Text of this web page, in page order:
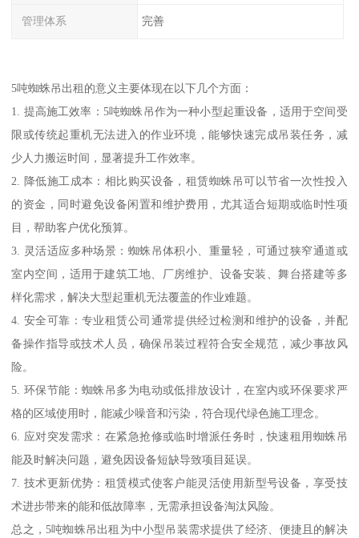
管理体系 完善
5吨蜘蛛吊出租的意义主要体现在以下几个方面：
1. 提高施工效率：5吨蜘蛛吊作为一种小型起重设备，适用于空间受
限或传统起重机无法进入的作业环境，能够快速完成吊装任务，减
少人力搬运时间，显著提升工作效率。
2. 降低施工成本：相比购买设备，租赁蜘蛛吊可以节省一次性投入
的资金，同时避免设备闲置和维护费用，尤其适合短期或临时性项
目，帮助客户优化预算。
3. 灵活适应多种场景：蜘蛛吊体积小、重量轻，可通过狭窄通道或
室内空间，适用于建筑工地、厂房维护、设备安装、舞台搭建等多
样化需求，解决大型起重机无法覆盖的作业难题。
4. 安全可靠：专业租赁公司通常提供经过检测和维护的设备，并配
备操作指导或技术人员，确保吊装过程符合安全规范，减少事故风
险。
5. 环保节能：蜘蛛吊多为电动或低排放设计，在室内或环保要求严
格的区域使用时，能减少噪音和污染，符合现代绿色施工理念。
6. 应对突发需求：在紧急抢修或临时增派任务时，快速租用蜘蛛吊
能及时解决问题，避免因设备短缺导致项目延误。
7. 技术更新优势：租赁模式使客户能灵活使用新型号设备，享受技
术进步带来的能和低故障率，无需承担设备淘汰风险。
总之，5吨蜘蛛吊出租为中小型吊装需求提供了经济、便捷且的解决